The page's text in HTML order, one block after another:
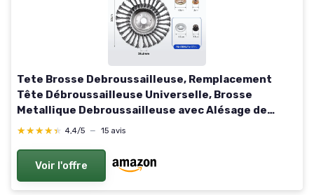
Tete Brosse Debroussailleuse, Remplacement
Tête Débroussailleuse Universelle, Brosse
Metallique Debroussailleuse avec Alésage de
25.4mm, Brosse de Desherbage Coupe-Bordure, 8
★★★★★
★★★★★ 4,4/5 — 15 avis
Voir l'offre